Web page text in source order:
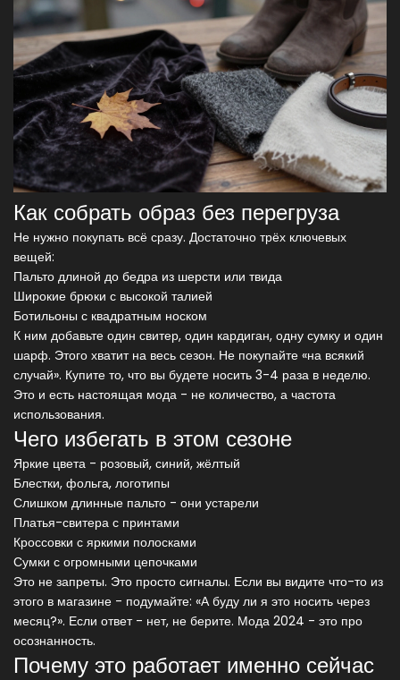
Как собрать образ без перегруза
Не нужно покупать всё сразу. Достаточно трёх ключевых
вещей:
Пальто длиной до бедра из шерсти или твида
Широкие брюки с высокой талией
Ботильоны с квадратным носком
К ним добавьте один свитер, один кардиган, одну сумку и один
шарф. Этого хватит на весь сезон. Не покупайте «на всякий
случай». Купите то, что вы будете носить 3-4 раза в неделю.
Это и есть настоящая мода - не количество, а частота
использования.
Чего избегать в этом сезоне
Яркие цвета - розовый, синий, жёлтый
Блестки, фольга, логотипы
Слишком длинные пальто - они устарели
Платья-свитера с принтами
Кроссовки с яркими полосками
Сумки с огромными цепочками
Это не запреты. Это просто сигналы. Если вы видите что-то из
этого в магазине - подумайте: «А буду ли я это носить через
месяц?». Если ответ - нет, не берите. Мода 2024 - это про
осознанность.
Почему это работает именно сейчас